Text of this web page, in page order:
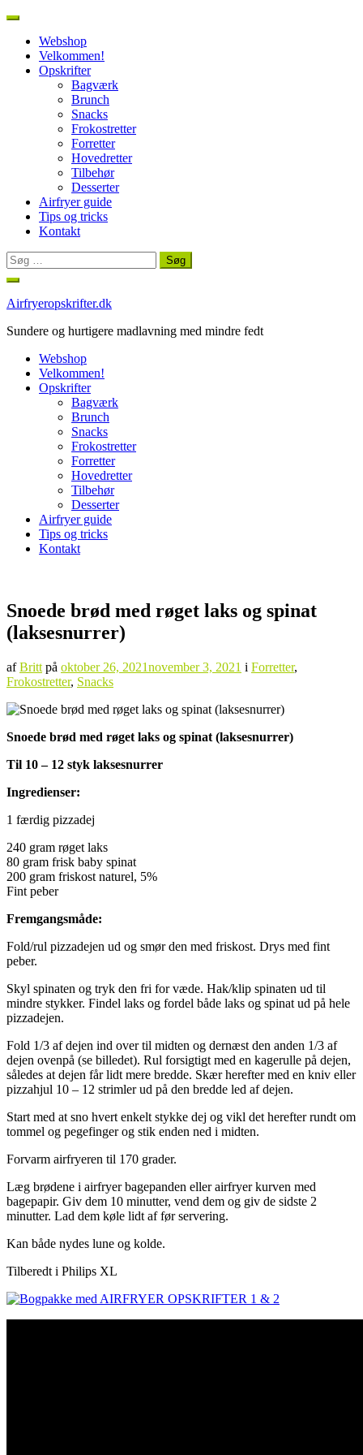
Webshop
Velkommen!
Opskrifter
Bagværk
Brunch
Snacks
Frokostretter
Forretter
Hovedretter
Tilbehør
Desserter
Airfryer guide
Tips og tricks
Kontakt
Søg
efter:
Spring
indhold
Airfryeropskrifter.dk
Sundere og hurtigere madlavning med mindre fedt
Webshop
Velkommen!
Opskrifter
Bagværk
Brunch
Snacks
Frokostretter
Forretter
Hovedretter
Tilbehør
Desserter
Airfryer guide
Tips og tricks
Kontakt
Snoede brød med røget laks og spinat
(laksesnurrer)
afBritt på oktober 26, 2021november 3, 2021 i Forretter,
Frokostretter, Snacks
Snoede brød med røget laks og spinat (laksesnurrer)
Til 10 – 12 styk laksesnurrer
Ingredienser:
1 færdig pizzadej
240 gram røget laks
80 gram frisk baby spinat
200 gram friskost naturel, 5%
Fint peber
Fremgangsmåde:
Fold/rul pizzadejen ud og smør den med friskost. Drys med fint
peber.
Skyl spinaten og tryk den fri for væde. Hak/klip spinaten ud til
mindre stykker. Findel laks og fordel både laks og spinat ud på hele
pizzadejen.
Fold 1/3 af dejen ind over til midten og dernæst den anden 1/3 af
dejen ovenpå (se billedet). Rul forsigtigt med en kagerulle på dejen,
således at dejen får lidt mere bredde. Skær herefter med en kniv eller
pizzahjul 10 – 12 strimler ud på den bredde led af dejen.
Start med at sno hvert enkelt stykke dej og vikl det herefter rundt om
tommel og pegefinger og stik enden ned i midten.
Forvarm airfryeren til 170 grader.
Læg brødene i airfryer bagepanden eller airfryer kurven med
bagepapir. Giv dem 10 minutter, vend dem og giv de sidste 2
minutter. Lad dem køle lidt af før servering.
Kan både nydes lune og kolde.
Tilberedt i Philips XL